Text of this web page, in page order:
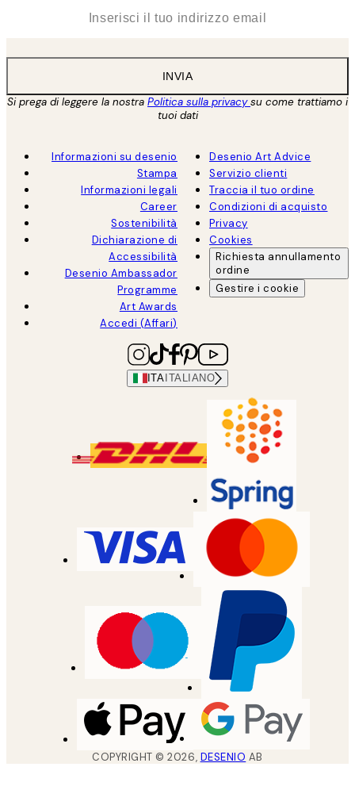
INVIA
Si prega di leggere la nostra Politica sulla privacysu come trattiamo i
tuoi dati
Informazioni su desenio
Stampa
Informazioni legali
Career
Sostenibilità
Dichiarazione di
Accessibilità
Desenio Ambassador
Programme
Art Awards
Accedi (Affari)
Desenio Art Advice
Servizio clienti
Traccia il tuo ordine
Condizioni di acquisto
Privacy
Cookies
Richiesta annullamento
ordine
Gestire i cookie
ITA ITALIANO
COPYRIGHT ©2026, DESENIO AB